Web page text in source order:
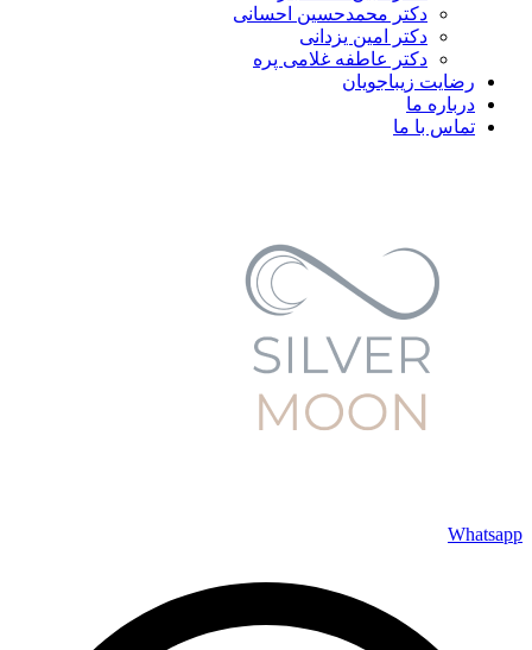
دکتر محمدحسین احسانی
دکتر امین یزدانی
دکتر عاطفه غلامی پره
رضایت زیباجویان
درباره ما
تماس با ما
Whatsapp